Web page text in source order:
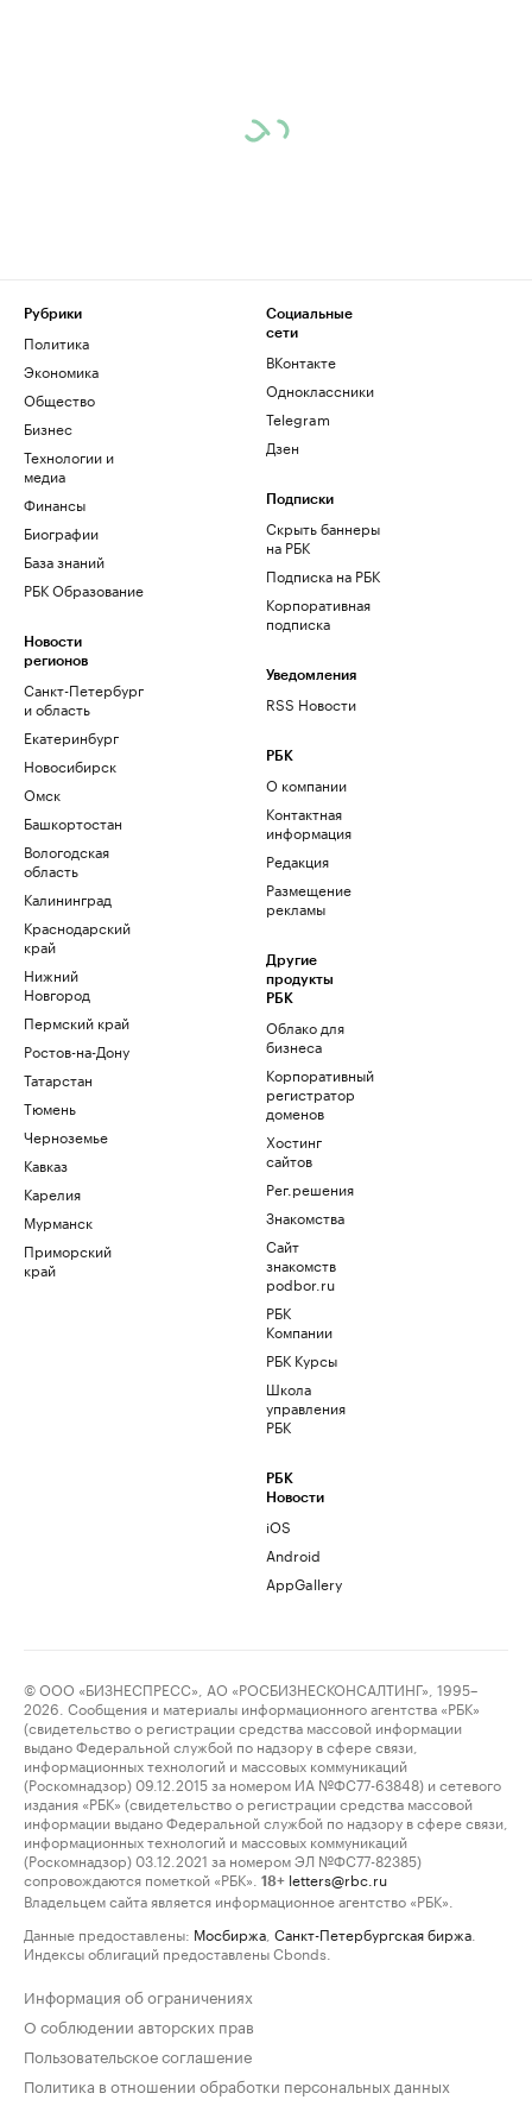
Рубрики
Политика
Экономика
Общество
Бизнес
Технологии и
медиа
Финансы
Биографии
База знаний
РБК Образование
Новости
регионов
Санкт-Петербург
и область
Екатеринбург
Новосибирск
Омск
Башкортостан
Вологодская
область
Калининград
Краснодарский
край
Нижний
Новгород
Пермский край
Ростов-на-Дону
Татарстан
Тюмень
Черноземье
Кавказ
Карелия
Мурманск
Приморский
край
Социальные
сети
ВКонтакте
Одноклассники
Telegram
Дзен
Подписки
Скрыть баннеры
на РБК
Подписка на РБК
Корпоративная
подписка
Уведомления
RSS Новости
РБК
О компании
Контактная
информация
Редакция
Размещение
рекламы
Другие
продукты
РБК
Облако для
бизнеса
Корпоративный
регистратор
доменов
Хостинг
сайтов
Рег.решения
Знакомства
Сайт
знакомств
podbor.ru
РБК
Компании
РБК Курсы
Школа
управления
РБК
РБК
Новости
iOS
Android
AppGallery
© ООО «БИЗНЕСПРЕСС», АО «РОСБИЗНЕСКОНСАЛТИНГ», 1995–
2026. Сообщения и материалы информационного агентства «РБК»
(свидетельство о регистрации средства массовой информации
выдано Федеральной службой по надзору в сфере связи,
информационных технологий и массовых коммуникаций
(Роскомнадзор) 09.12.2015 за номером ИА №ФС77-63848) и сетевого
издания «РБК» (свидетельство о регистрации средства массовой
информации выдано Федеральной службой по надзору в сфере связи,
информационных технологий и массовых коммуникаций
(Роскомнадзор) 03.12.2021 за номером ЭЛ №ФС77-82385)
сопровождаются пометкой «РБК».
18+ letters@rbc.ru
Владельцем сайта является информационное агентство «РБК».
Данные предоставлены: Мосбиржа Санкт-Петербургская биржа
Индексы облигаций предоставлены Cbonds.
Информация об ограничениях
О соблюдении авторских прав
Пользовательское соглашение
Политика в отношении обработки персональных данных